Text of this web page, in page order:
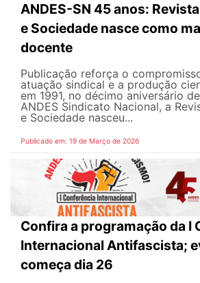
ANDES-SN 45 anos:
e Sociedade nasce como
docente
Publicação reforça o
atuação sindical e a produção
em 1991, no décimo aniversário
ANDES Sindicato Nacional, a
e Sociedade nasceu...
Publicado em: 19 de Março de 2026
Confira a programação da I
Internacional Antifascista;
começa dia 26